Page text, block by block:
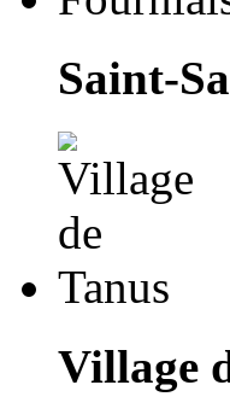
Saint-
Village